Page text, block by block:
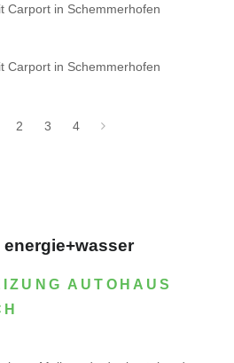
Carport in Schemmerhofen
Carport in Schemmerhofen
2 3 4
AUTOHAUS